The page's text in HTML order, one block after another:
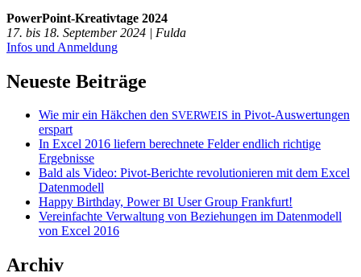
PowerPoint-Kreativtage 2024
17. bis 18. September 2024 | Fulda
Infos und Anmeldung
Neueste Beiträge
Wie mir ein Häkchen den SVERWEIS in Pivot-Auswertungen
erspart
In Excel 2016 liefern berechnete Felder endlich richtige
Ergebnisse
Bald als Video: Pivot-Berichte revolutionieren mit dem Excel
Datenmodell
Happy Birthday, PowerBI User Group Frankfurt!
Vereinfachte Verwaltung von Beziehungen im Datenmodell
von Excel 2016
Archiv